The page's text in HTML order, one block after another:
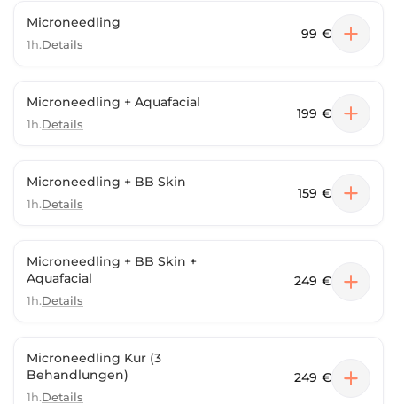
Microneedling
1h.Details
99 €
Microneedling + Aquafacial
1h.Details
199 €
Microneedling + BB Skin
1h.Details
159 €
Microneedling + BB Skin +
Aquafacial
1h.Details
249 €
Microneedling Kur (3
Behandlungen)
1h.Details
249 €